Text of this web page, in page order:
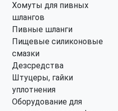
Хомуты для пивных
шлангов
Пивные шланги
Пищевые силиконовые
смазки
Дезсредства
Штуцеры, гайки
уплотнения
Оборудование для